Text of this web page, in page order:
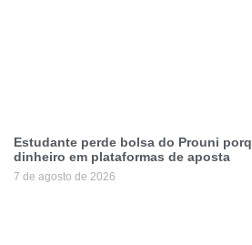
Estudante perde bolsa do Prouni
dinheiro em plataformas de aposta
7 de agosto de 2026